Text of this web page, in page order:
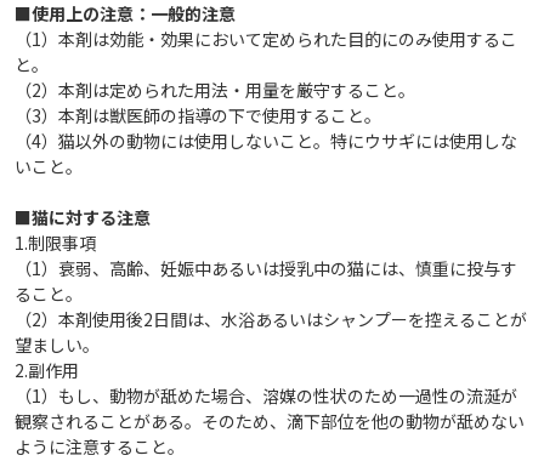
■使用上の注意：一般的注意
（1）本剤は効能・効果において定められた目的にのみ使用するこ
と。
（2）本剤は定められた用法・用量を厳守すること。
（3）本剤は獣医師の指導の下で使用すること。
（4）猫以外の動物には使用しないこと。特にウサギには使用しな
いこと。
■猫に対する注意
1.制限事項
（1）衰弱、高齢、妊娠中あるいは授乳中の猫には、慎重に投与す
ること。
（2）本剤使用後2日間は、水浴あるいはシャンプーを控えることが
望ましい。
2.副作用
（1）もし、動物が舐めた場合、溶媒の性状のため一過性の流涎が
観察されることがある。そのため、滴下部位を他の動物が舐めない
ように注意すること。